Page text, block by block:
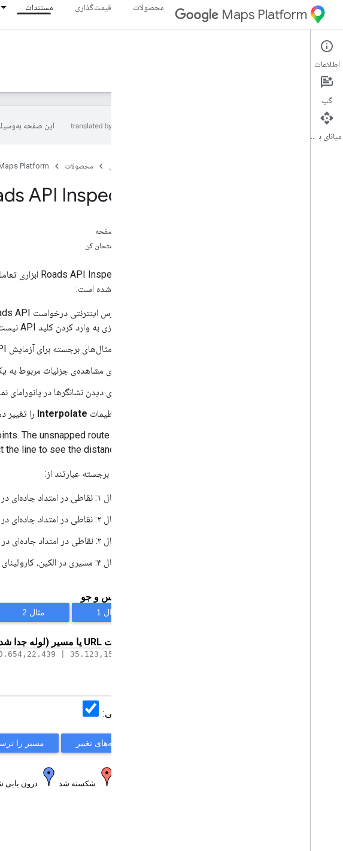
Maps Platform محصولات قیمت‌گذاری مستندات
Web Services
راهنما
این صفحه
صفحه اصلی محصولات Platform
API Inspector
در این صفحه
خودت امتحان کن
ابزار ارائه شده است:
آدرس اینترنتی درخواست API
نیازی به وارد کردن کلید API نیست.
از مثال‌های برجسته برای آزمایش API استفاده کنید.
برای مشاهده‌ی جزئیات مربوط
برای دیدن نشانگرها در پانورامای
تنظیمات Interpolate را تغییر
The unsnapped route is
line to see the distance.
نمونه‌های برجسته عبارتند از:
مثال ۱: نقاطی در امتداد جاده‌ای در پیرمونت، سیدنی.
مثال ۲: نقاطی در امتداد جاده‌ای در کانبرا، قلمرو پایتختی استرالیا.
مثال ۳: نقاطی در امتداد جاده‌ای در کانبرا که نقطه‌ای از آنها را نمی‌توان به جاده متصل کرد.
مثال ۴: مسیری در الکین، کارولینای شمالی، با مسیری نامنظم که به خوبی نتایج تغییر تنظیمات درون‌یابی را نشان می‌دهد.
اطلاعات
گپ
میانای برنامه‌سازی کاربردی